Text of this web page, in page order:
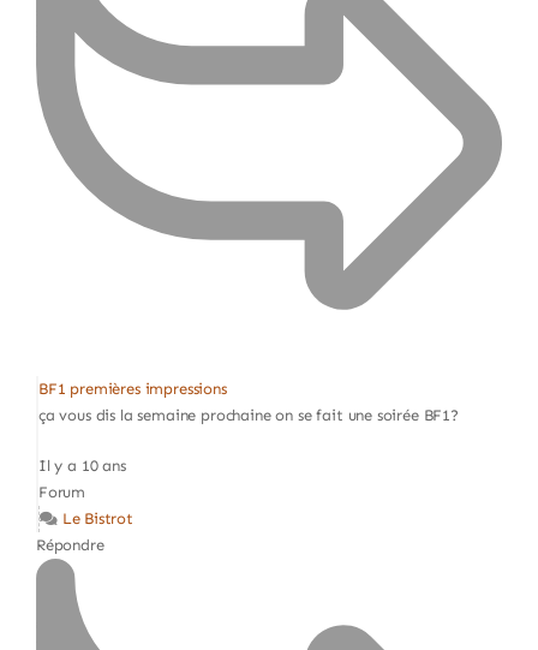
BF1 premières impressions
ça vous dis la semaine prochaine on se fait une soirée BF1?
Il y a 10 ans
Forum
Le Bistrot
Répondre